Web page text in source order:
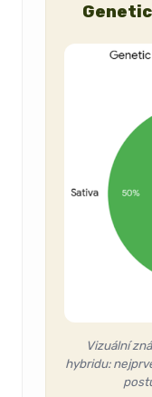
Vizuální
hybridu: